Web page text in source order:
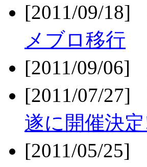
[2011/09/18]
メブロ移行
[2011/09/06]
[2011/07/27]
遂に開催決
[2011/05/25]